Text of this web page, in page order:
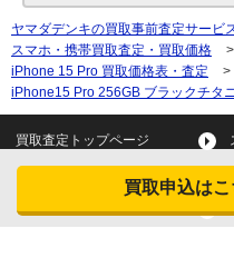
買取申込はこ
ヤマダデンキの買取事前査定サービ
スマホ・携帯買取査定・買取価格
>
iPhone 15 Pro 買取価格表・査定
>
iPhone15 Pro 256GB ブラックチタ
買取査定トップページ
タブレット買取査定
スマートウォッチ買取査定